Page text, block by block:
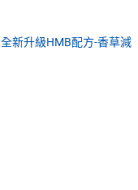
新升級HMB配方-香草減